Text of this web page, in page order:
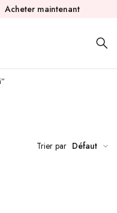
Acheter maintenant
Trier par Défaut